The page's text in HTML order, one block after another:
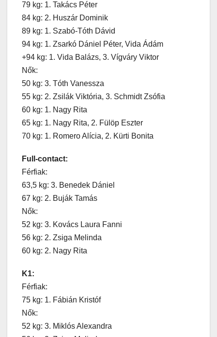
79 kg: 1. Takács Péter
84 kg: 2. Huszár Dominik
89 kg: 1. Szabó-Tóth Dávid
94 kg: 1. Zsarkó Dániel Péter, Vida Ádám
+94 kg: 1. Vida Balázs, 3. Vígváry Viktor
Nők:
50 kg: 3. Tóth Vanessza
55 kg: 2. Zsilák Viktória, 3. Schmidt Zsófia
60 kg: 1. Nagy Rita
65 kg: 1. Nagy Rita, 2. Fülöp Eszter
70 kg: 1. Romero Alícia, 2. Kürti Bonita
Full-contact:
Férfiak:
63,5 kg: 3. Benedek Dániel
67 kg: 2. Buják Tamás
Nők:
52 kg: 3. Kovács Laura Fanni
56 kg: 2. Zsiga Melinda
60 kg: 2. Nagy Rita
K1:
Férfiak:
75 kg: 1. Fábián Kristóf
Nők:
52 kg: 3. Miklós Alexandra